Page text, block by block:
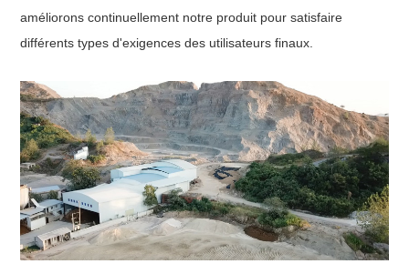
améliorons continuellement notre produit pour satisfaire
différents types d'exigences des utilisateurs finaux.